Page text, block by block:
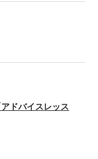
ドバイスレッス